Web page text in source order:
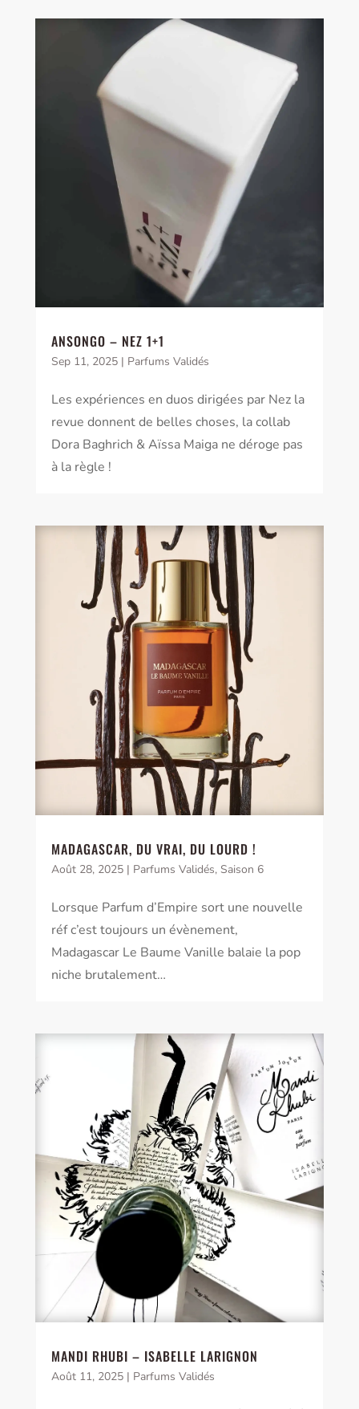
ANSONGO – NEZ 1+1
Sep 11, 2025| Parfums Validés
Les expériences en duos dirigées par Nez la
revue donnent de belles choses, la collab
Dora Baghrich & Aïssa Maiga ne déroge pas
à la règle !
MADAGASCAR, DU VRAI, DU LOURD !
Août 28, 2025| Parfums Validés, Saison 6
Lorsque Parfum d’Empire sort une nouvelle
réf c’est toujours un évènement,
Madagascar Le Baume Vanille balaie la pop
niche brutalement…
MANDI RHUBI – ISABELLE LARIGNON
Août 11, 2025| Parfums Validés